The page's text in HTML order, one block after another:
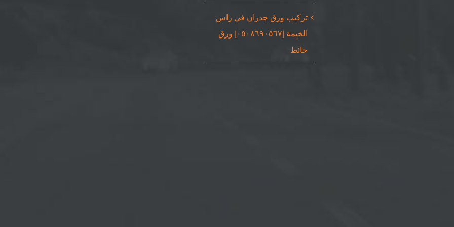
تركيب ورق جدران في راس
الخيمة |٠٥٠٨٦٩٠٥٦٧| ورق
حائط